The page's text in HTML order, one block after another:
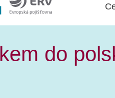
do